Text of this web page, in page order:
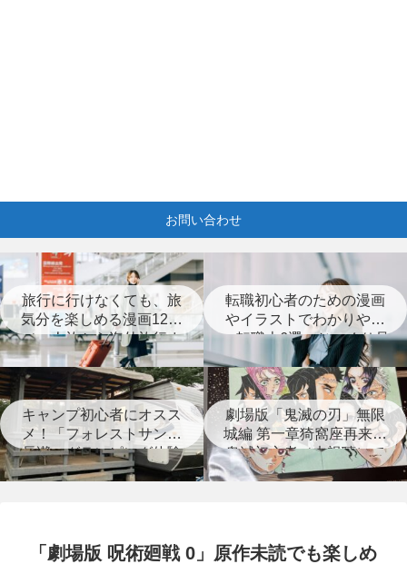
お問い合わせ
旅行に行けなくても、旅
気分を楽しめる漫画12選
（一人旅から海外旅行ま
で）
転職初心者のための漫画
やイラストでわかりやす
い転職本6選＋じっくり見
つめなおす本3選
キャンプ初心者にオスス
メ！「フォレストサンズ
長瀞」グランピング体験
レポート
劇場版「鬼滅の刃」無限
城編 第一章猗窩座再来は
鬼滅初心者（未視聴）で
も楽しめる？
「劇場版 呪術廻戦 0」原作未読でも楽しめ